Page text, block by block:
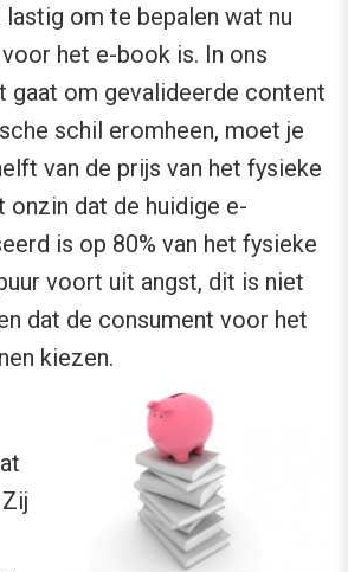
lastig om te bepalen wat nu
het e-book is. In ons
gaat om gevalideerde content
schil eromheen, moet je
van de prijs van het fysieke
onzin dat de huidige e-
is op 80% van het fysieke
voort uit angst, dit is niet
dat de consument voor het
kiezen.